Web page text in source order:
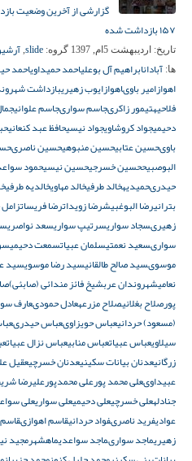
گزارشی از آخرین وضعیت
۱۵۷ بازداشت شده
تاریخ: اردیبهشت 5ام, 1397 گروه: slide
,
ها: آبادانابراهیم آل بوعلیاحمد حمیداویاحمد
اهوازامیر باوىاهوازایوب زهیریبازداشت
فلاحیهتيمور زاكرىجاسم سوارىجاسم علوانی
دحیمیجواد کروشاویجواد نیسیحافظ عبد كنعاني
باوىحسين عتابىحسين منبوهىحسين ناصرى
البوصبیححسین خسرجىحسین نیسیحمود
حیدرىحمیدیهخالد طرفىخالد مهاویخالدیه طرفى
بترانیرضا البوغبیشرضا زویداترضا فريسات
زهيرىسجاد سواریسرتیپ سواریسعد نواصری
سوارىسعید نعمتىسلمان عبیاتسمعت دحیمی
موسوىسيد صالح طالقانىسید رضا موسویسید
نعامیشهروندان عربشيخ فائز مندائى (صابئى)
پورصلاح بغلانیصلاح مزرعهعادل حمودىعارف
(مسعود) حردانىعباس حويزاوىعباس حیدرى
سیلاویعباس عبياتعباس منابىعباس نزال عبیات
زرگانیعدنان بیانات سکینیعدنان خسرچیعقيل
عبیداوىعلى محمد پورعلى محمدپورعليرضا
جنادلهعلی خسرچیعلی دحیمیعلی سواریعلی
عوادیفريد ناصرىفواد حردانیقاسم اهوازى
زهیریماجد سوارىماجد سواعدیماهشهرمجید